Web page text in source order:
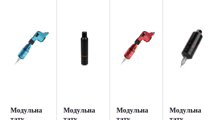
Модульна
Модульна
Модульна
Модульна